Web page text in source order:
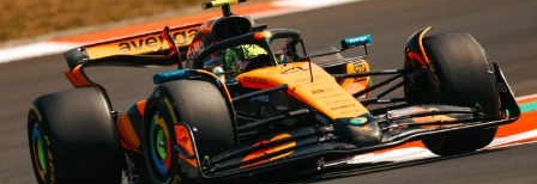
ROZHOVORY
OSTATNÍ
SLEDUJTE NÁS NA|